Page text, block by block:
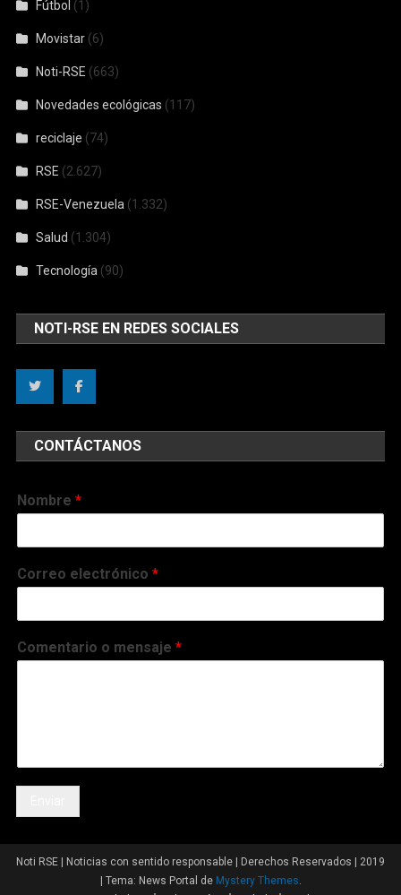
Fútbol (1)
Movistar (6)
Noti-RSE (663)
Novedades ecológicas (117)
reciclaje (74)
RSE (2.627)
RSE-Venezuela (1.332)
Salud (1.304)
Tecnología (90)
NOTI-RSE EN REDES SOCIALES
CONTÁCTANOS
Nombre*
Correo electrónico*
Comentario o mensaje*
Noti RSE | Noticias con sentido responsable | Derechos Reservados | 2019
Tema: News Portal de Mystery Themes.